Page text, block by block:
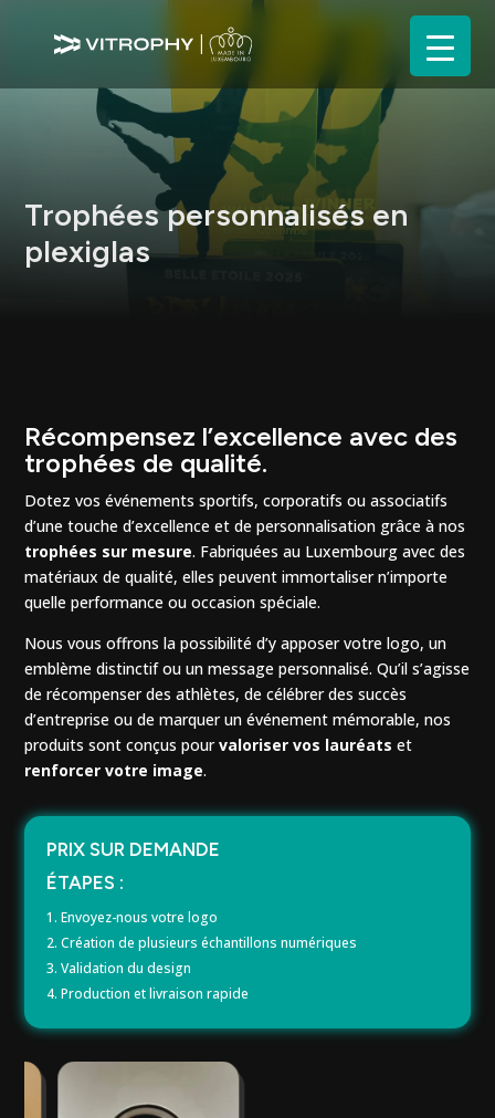
Trophées personnalisés en
plexiglas
Récompensez l’excellence avec des
trophées de qualité.
Dotez vos événements sportifs, corporatifs ou associatifs
d’une touche d’excellence et de personnalisation grâce à nos
trophées sur mesure. Fabriquées au Luxembourg avec des
matériaux de qualité, elles peuvent immortaliser n’importe
quelle performance ou occasion spéciale.
Nous vous offrons la possibilité d’y apposer votre logo, un
emblème distinctif ou un message personnalisé. Qu’il s’agisse
de récompenser des athlètes, de célébrer des succès
d’entreprise ou de marquer un événement mémorable, nos
produits sont conçus pourvaloriser vos lauréats et
renforcer votre image.
PRIX SUR DEMANDE
ÉTAPES :
1. Envoyez-nous votre logo
2. Création de plusieurs échantillons numériques
3. Validation du design
4. Production et livraison rapide